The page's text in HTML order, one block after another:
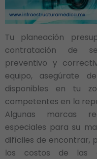
Tu planeación
contratación de
preventivo y
equipo, asegúrate
disponibles en tu
competentes en la
Algunas marcas
especiales para su
difíciles de encontrar,
los costos de las